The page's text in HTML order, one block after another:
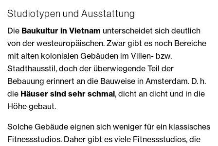
Studiotypen und Ausstattung
Die Baukultur in Vietnam unterscheidet sich deutlich
von der westeuropäischen. Zwar gibt es noch Bereiche
mit alten kolonialen Gebäuden im Villen- bzw.
Stadthausstil, doch der überwiegende Teil der
Bebauung erinnert an die Bauweise in Amsterdam. D. h.
die Häuser sind sehr schmal, dicht an dicht und in die
Höhe gebaut.
Solche Gebäude eignen sich weniger für ein klassisches
Fitnessstudios. Daher gibt es viele Fitnessstudios, die